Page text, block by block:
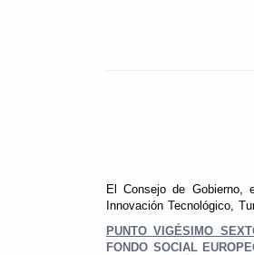
El Consejo de Gobierno,
Innovación Tecnológico,
PUNTO VIGÉSIMO
FONDO SOCIAL